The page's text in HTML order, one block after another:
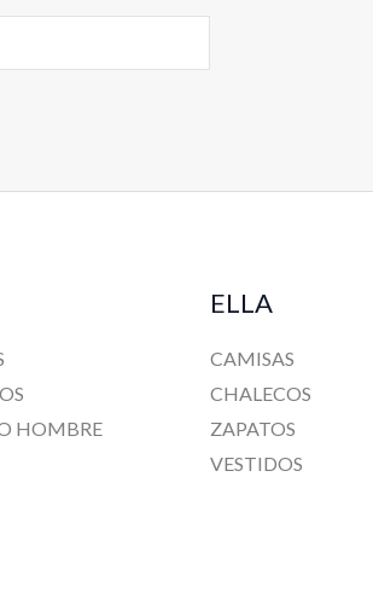
HOMBRE
ELLA
CAMISAS
CHALECOS
ZAPATOS
VESTIDOS